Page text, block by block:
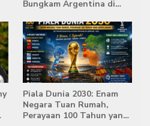
Bungkam Argentina di
Piala Dunia 2030: Enam
Negara Tuan Rumah,
Perayaan 100 Tahun yang